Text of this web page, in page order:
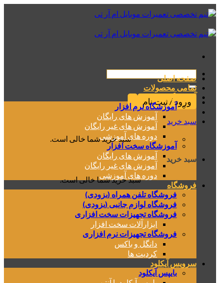
پرش
به
محتوا
جستجو
برای:
ورود / ثبت نام
سبد خرید
سبد خرید شما خالی است.
سبد خرید
سبد خرید شما خالی است.
صفحه اصلی
تمامی محصولات
آموزشگاه
آموزشگاه نرم افزار
آموزش های رایگان
آموزش های غیر رایگان
دوره های آموزشی
آموزشگاه سخت افزار
آموزش های رایگان
آموزش های غیر رایگان
دوره های آموزشی
فروشگاه
فروشگاه تلفن همراه (بزودی)
فروشگاه لوازم جانبی (بزودی)
فروشگاه تجهیزات سخت افزاری
ابزارآلات سخت افزار
فروشگاه تجهیزات نرم افزاری
دانگل و باکس
کردیت ها
سرویس آیکلود
بایپس آیکلود